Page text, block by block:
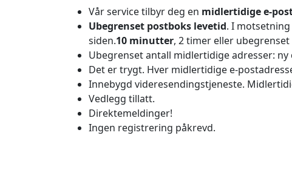
eller '.' eller'+'
f.eks.login-p94t@as.dropmail.me,
Utvidede adresser vil bli slettet samtidig
Vår service tilbyr deg en midlertidige e-
Ubegrenset postboks levetid. I
siden.10 minutter, 2 timer eller
Ubegrenset antall midlertidige adresser:
Det er trygt. Hver midlertidige e-
Innebygd videresendingstjeneste.
Vedlegg tillatt.
Direktemeldinger!
Ingen registrering påkrevd.